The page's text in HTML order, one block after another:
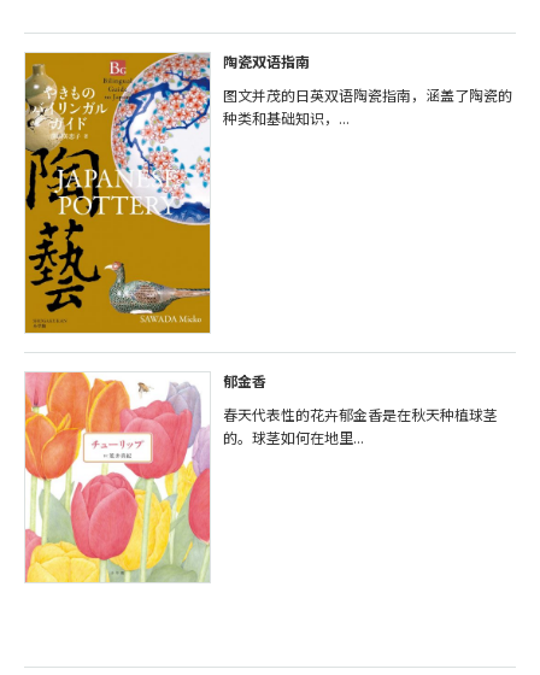
陶瓷双语指南
图文并茂的日英双语陶瓷指南，涵盖了陶瓷的
种类和基础知识，...
郁金香
春天代表性的花卉郁金香是在秋天种植球茎
的。球茎如何在地里...